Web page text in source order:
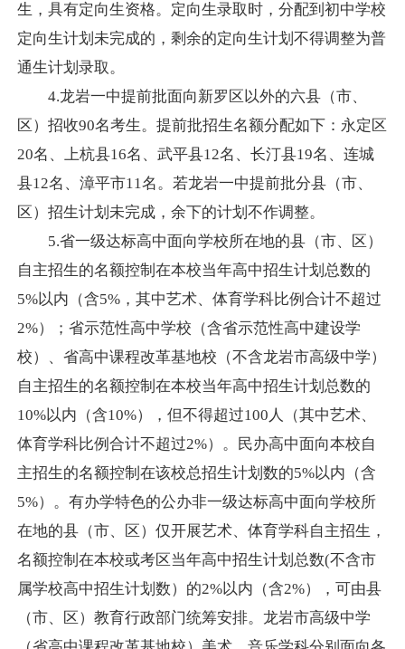
生，具有定向生资格。定向生录取时，分配到初中学校
定向生计划未完成的，剩余的定向生计划不得调整为普
通生计划录取。
4.龙岩一中提前批面向新罗区以外的六县（市、
区） 招收90名考生。提前批招生名额分配如下：永定区
20名、上杭县16名、武平县12名、长汀县19名、连城
县12名、漳平市11名。若龙岩一中提前批分县（市、
区）招生计划未完成，余下的计划不作调整。
5.省一级达标高中面向学校所在地的县（市、区）
自主招生的名额控制在本校当年高中招生计划总数的
5%以内（含5%，其中艺术、体育学科比例合计不超过
2%）；省示范性高中学校（含省示范性高中建设学
校）、省高中课程改革基地校（不含龙岩市高级中学）
自主招生的名额控制在本校当年高中招生计划总数的
10%以内（含10%），但不得超过100人（其中艺术、
体育学科比例合计不超过2%）。民办高中面向本校自
主招生的名额控制在该校总招生计划数的5%以内（含
5%） 。有办学特色的公办非一级达标高中面向学校所
在地的县（市、区）仅开展艺术、体育学科自主招生，
名额控制在本校或考区当年高中招生计划总数(不含市
属学校高中招生计划数）的2%以内（含2%），可由县
（市、区）教育行政部门统筹安排。龙岩市高级中学